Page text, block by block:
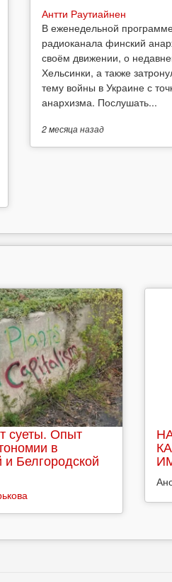
Антти Раутиайнен
В еженедельной
радиоканала финский
своём движении, о
Хельсинки, а также
тему войны в Украине с
анархизма. Послушать...
2 месяца назад
суеты. Опыт
в
и Белгородской